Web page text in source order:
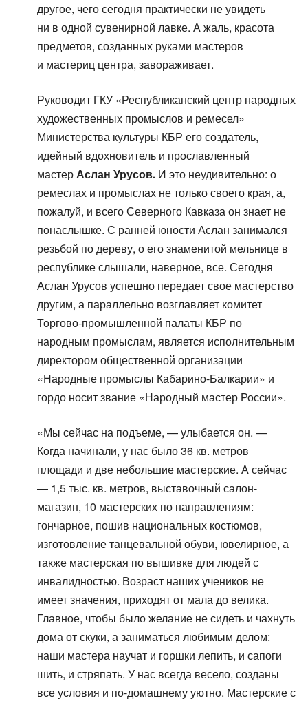
другое, чего сегодня практически не увидеть
ни в одной сувенирной лавке. А жаль, красота
предметов, созданных руками мастеров
и мастериц центра, завораживает.
Руководит ГКУ «Республиканский центр народных
художественных промыслов и ремесел»
Министерства культуры КБР его создатель,
идейный вдохновитель и прославленный
мастерАслан Урусов. И это неудивительно: о
ремеслах и промыслах не только своего края, а,
пожалуй, и всего Северного Кавказа он знает не
понаслышке. С ранней юности Аслан занимался
резьбой по дереву, о его знаменитой мельнице в
республике слышали, наверное, все. Сегодня
Аслан Урусов успешно передает свое мастерство
другим, а параллельно возглавляет комитет
Торгово-промышленной палаты КБР по
народным промыслам, является исполнительным
директором общественной организации
«Народные промыслы Кабарино-Балкарии» и
гордо носит звание «Народный мастер России».
«Мы сейчас на подъеме, — улыбается он. —
Когда начинали, у нас было 36 кв. метров
площади и две небольшие мастерские. А сейчас
— 1,5 тыс. кв. метров, выставочный салон-
магазин, 10 мастерских по направлениям:
гончарное, пошив национальных костюмов,
изготовление танцевальной обуви, ювелирное, а
также мастерская по вышивке для людей с
инвалидностью. Возраст наших учеников не
имеет значения, приходят от мала до велика.
Главное, чтобы было желание не сидеть и чахнуть
дома от скуки, а заниматься любимым делом:
наши мастера научат и горшки лепить, и сапоги
шить, и стряпать. У нас всегда весело, созданы
все условия и по-домашнему уютно. Мастерские с